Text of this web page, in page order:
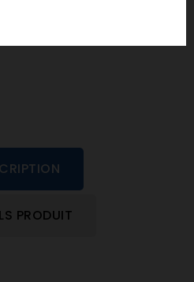
PRODUIT